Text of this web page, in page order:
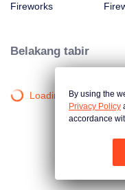
Fireworks
Belakang tabir
Loading…By using the
Privacy Policy
accordance